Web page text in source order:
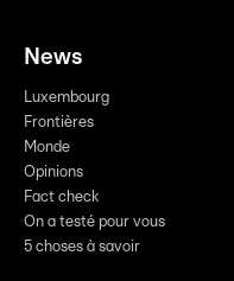
News
Luxembourg
Frontières
Monde
Opinions
Fact check
On a testé pour vous
5 choses à savoir